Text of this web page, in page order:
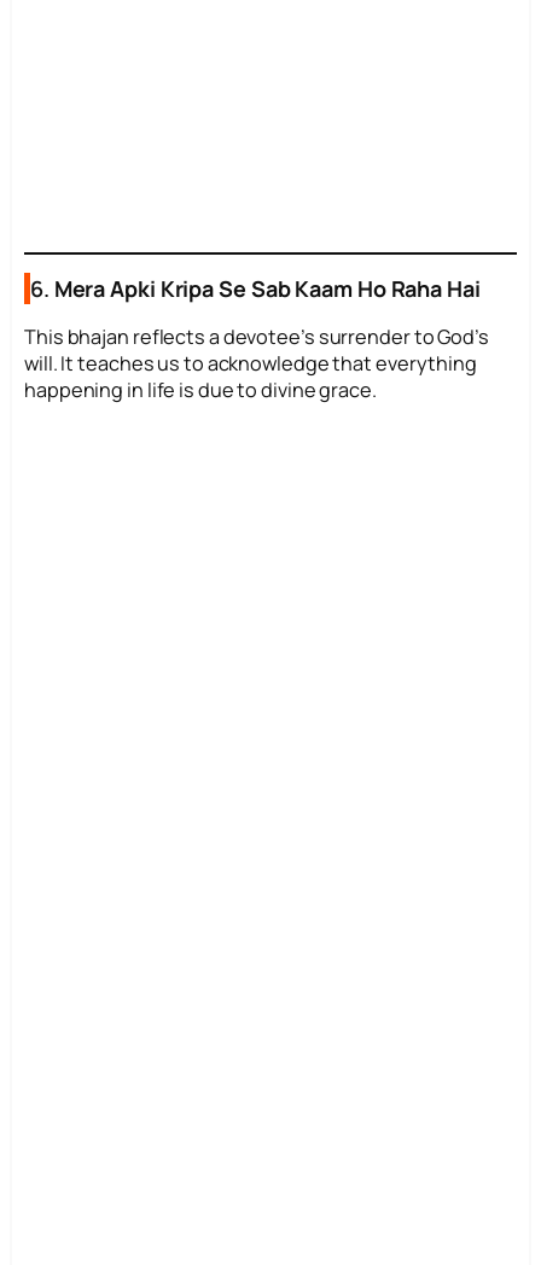
6. Mera Apki Kripa Se Sab Kaam Ho Raha Hai
This bhajan reflects a devotee’s surrender to God’s
will. It teaches us to acknowledge that everything
happening in life is due to divine grace.